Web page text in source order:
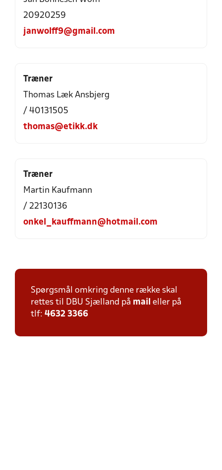
20920259
janwolff9@gmail.com
Træner
Thomas Læk Ansbjerg
/ 40131505
thomas@etikk.dk
Træner
Martin Kaufmann
/ 22130136
onkel_kauffmann@hotmail.com
Spørgsmål omkring denne række skal
rettes til DBU Sjælland på mail eller på
tlf: 4632 3366